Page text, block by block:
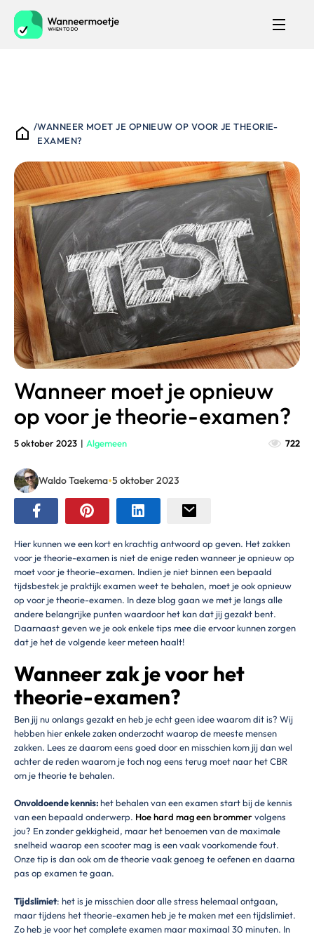
/WANNEER MOET JE OPNIEUW OP VOOR JE THEORIE-
EXAMEN?
Wanneer moet je opnieuw
op voor je theorie-examen?
5 oktober 2023 | Algemeen 722
Waldo Taekema•5 oktober 2023
Hier kunnen we een kort en krachtig antwoord op geven. Het zakken
voor je theorie-examen is niet de enige reden wanneer je opnieuw op
moet voor je theorie-examen. Indien je niet binnen een bepaald
tijdsbestek je praktijk examen weet te behalen, moet je ook opnieuw
op voor je theorie-examen. In deze blog gaan we met je langs alle
andere belangrijke punten waardoor het kan dat jij gezakt bent.
Daarnaast geven we je ook enkele tips mee die ervoor kunnen zorgen
dat je het de volgende keer meteen haalt!
Wanneer zak je voor het
theorie-examen?
Ben jij nu onlangs gezakt en heb je echt geen idee waarom dit is? Wij
hebben hier enkele zaken onderzocht waarop de meeste mensen
zakken. Lees ze daarom eens goed door en misschien kom jij dan wel
achter de reden waarom je toch nog eens terug moet naar het CBR
om je theorie te behalen.
Onvoldoende kennis:het behalen van een examen start bij de kennis
van een bepaald onderwerp. Hoe hard mag een brommervolgens
jou? En zonder gekkigheid, maar het benoemen van de maximale
snelheid waarop een scooter mag is een vaak voorkomende fout.
Onze tip is dan ook om de theorie vaak genoeg te oefenen en daarna
pas op examen te gaan.
Tijdslimiet: het is je misschien door alle stress helemaal ontgaan,
maar tijdens het theorie-examen heb je te maken met een tijdslimiet.
Zo heb je voor het complete examen maar maximaal 30 minuten. In